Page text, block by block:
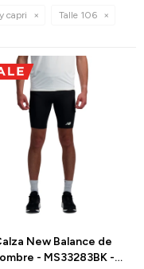
capri
Talle 106
New Balance de
- MS33283BK -